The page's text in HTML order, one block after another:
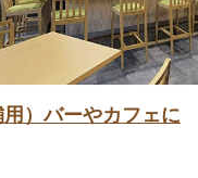
）バーやカフェに